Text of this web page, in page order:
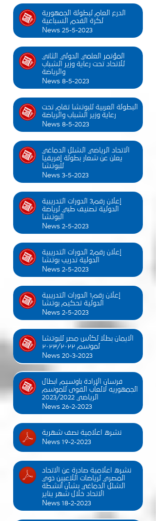
الدرع العام لبطولة الجمهورية
لكرة القدم السباعية
News 25-5-2023
المؤتمر العلمي الدولي الثاني
للاتحاد تحت رعاية وزير الشباب
والرياضة
News 8-5-2023
البطولة العربية للبوتشا تقام تحت
رعاية وزير الشباب والرياضة
News 8-5-2023
الاتحاد الرياضي الشلل الدماغي
يعلن عن شعار بطولة إفريقيا
للبوتشا
News 3-5-2023
إعلان رقم3 الدورات التدريبية
الدولية تصنيف طبي لرياضة
البوتشا
News 2-5-2023
إعلان رقم2 الدورات التدريبية
الدولية تدريب بوتشا
News 2-5-2023
إعلان رقم1 الدورات التدريبية
الدولية تحكيم بوتشا
News 2-5-2023
الايمان بطلا لكأس مصر للبوتشا
لموسم ٢٠٢٣/٢٠٢٢
News 20-3-2023
فرسان الإرادة باوسيم ابطال
الجمهوريه لالعاب القوى للموسم
الرياضي 2023/2022
News 26-2-2023
نشره اعلامية نصف شهرية
News 19-2-2023
نشره اعلامية صادرة عن الاتحاد
المصري لرياضات اللاعبين ذوي
الشلل الدماغي بشأن أنشطة
الاتحاد خلال شهر يناير
News 18-2-2023